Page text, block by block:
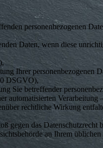
personenbezogenen
Daten, wenn diese
Ihrer personenbezogenen
DSGVO),
Sie betreffender
automatisierten
rechtliche Wirkung
gegen das
an Ihrem